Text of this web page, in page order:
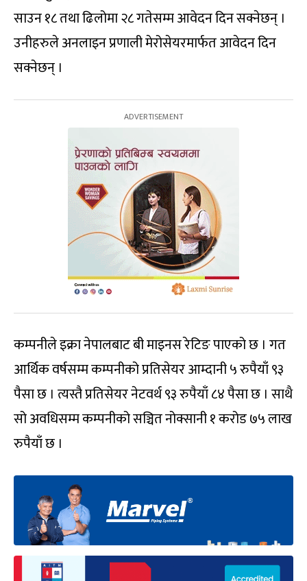
साउन १८ तथा ढिलोमा २८ गतेसम्म आवेदन दिन सक्नेछन् ।
उनीहरुले अनलाइन प्रणाली मेरोसेयरमार्फत आवेदन दिन
सक्नेछन् ।
कम्पनीले इक्रा नेपालबाट बी माइनस रेटिङ पाएको छ । गत
आर्थिक वर्षसम्म कम्पनीको प्रतिसेयर आम्दानी ५ रुपैयाँ ९३
पैसा छ । त्यस्तै प्रतिसेयर नेटवर्थ ९३ रुपैयाँ ८४ पैसा छ । साथै
सो अवधिसम्म कम्पनीको सञ्चित नोक्सानी १ करोड ७५ लाख
रुपैयाँ छ ।